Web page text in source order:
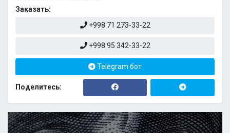
Заказать:
+998 71 273-33-22
+998 95 342-33-22
Telegram бот
Поделитесь: